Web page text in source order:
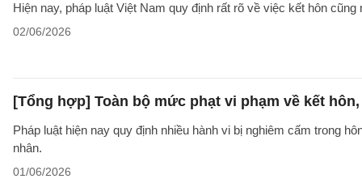
Hiện nay, pháp luật Việt Nam quy định rất rõ về việc kết hôn
02/06/2026
[Tổng hợp] Toàn bộ mức phạt vi phạm về kết
Pháp luật hiện nay quy định nhiều hành vi bị nghiêm cấm trong
nhân.
01/06/2026